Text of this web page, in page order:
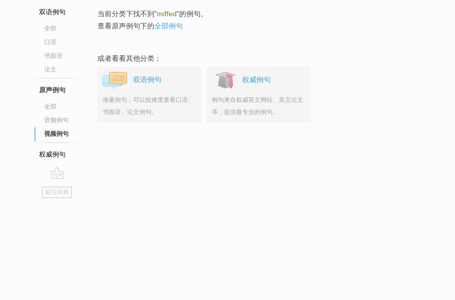
双语例句
全部
口语
书面语
论文
原声例句
全部
音频例句
视频例句
权威例句
go
top
返回词典
当前分类下找不到"miffed"的例句。
查看原声例句下的全部例句
或者看看其他分类：
双语例句
海量例句，可以按难度查看口语、
书面语、论文例句。
权威例句
例句来自权威英文网站、英文论文
等，提供最专业的例句。